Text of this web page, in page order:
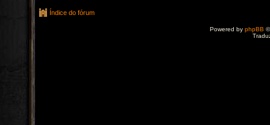
Índice do fórum
Powered by phpBB